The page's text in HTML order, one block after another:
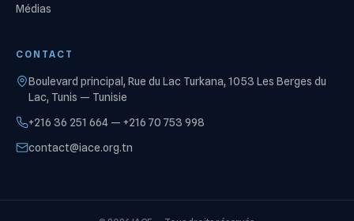
Médias
CONTACT
Boulevard principal, Rue du Lac Turkana, 1053 Les Berges du
Lac, Tunis — Tunisie
+216 36 251 664 — +216 70 753 998
contact@iace.org.tn